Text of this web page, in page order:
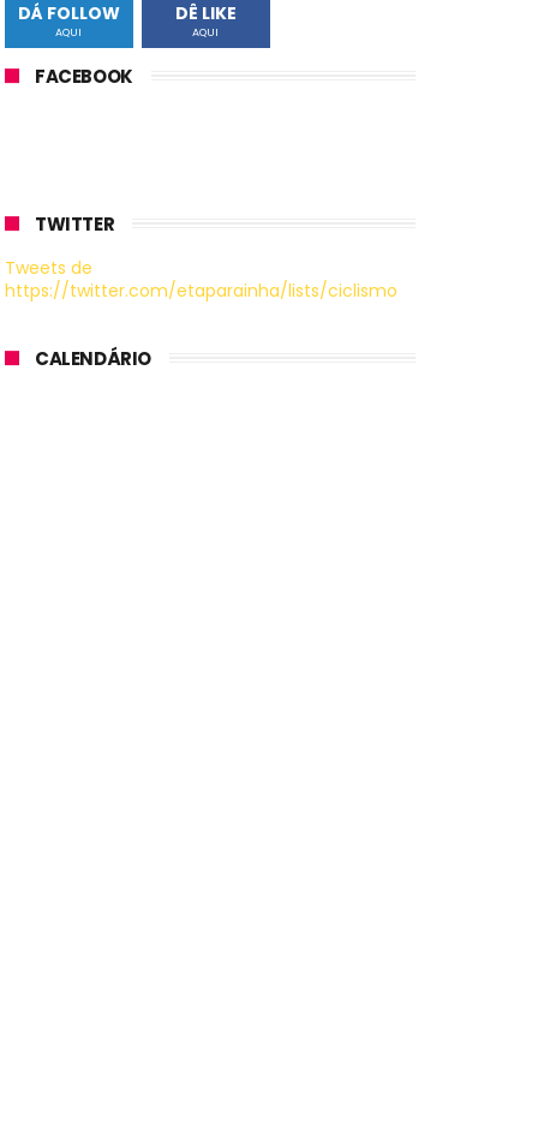
DÁ FOLLOW
AQUI
DÊ LIKE
AQUI
FACEBOOK
TWITTER
Tweets de
https://twitter.com/etaparainha/lists/ciclismo
CALENDÁRIO